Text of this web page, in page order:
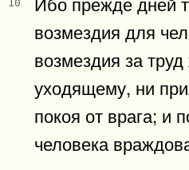
10
возмездия для
возмездия за
уходящему, ни
покоя от врага; и
человека